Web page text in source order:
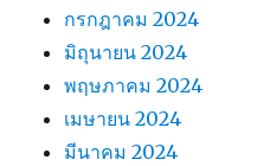
กรกฎาคม 2024
มิถุนายน 2024
พฤษภาคม 2024
เมษายน 2024
มีนาคม 2024